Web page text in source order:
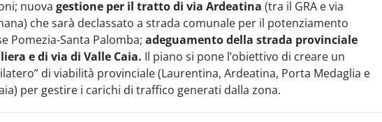
nuova gestione per il tratto di via Ardeatina (tra il GRA e via
che sarà declassato a strada comunale per il potenziamento
Pomezia-Santa Palomba; adeguamento della strada provinciale
e di via di Valle Caia. Il piano si pone l’obiettivo di creare un
di viabilità provinciale (Laurentina, Ardeatina, Porta Medaglia e
per gestire i carichi di traffico generati dalla zona.